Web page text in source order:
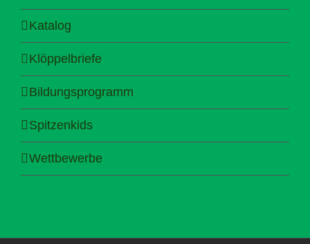
Katalog
Klöppelbriefe
Bildungsprogramm
Spitzenkids
Wettbewerbe